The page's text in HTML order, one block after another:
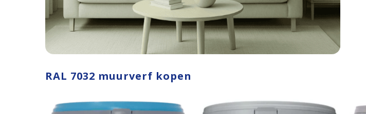
RAL 7032 muurverf kopen